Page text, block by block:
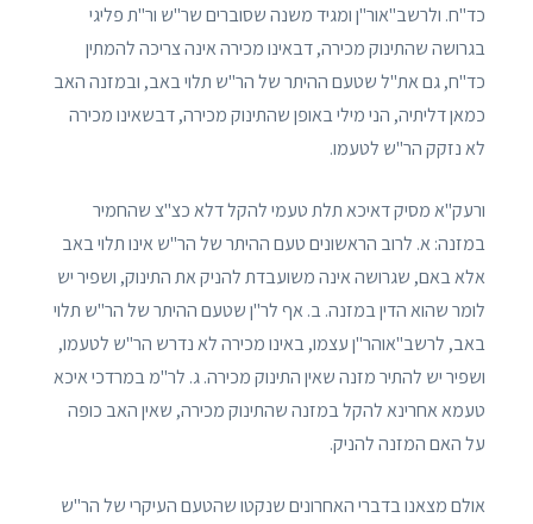
כד"ח. ולרשב"אור"ן ומגיד משנה שסוברים שר"ש ור"ת פליגי
בגרושה שהתינוק מכירה, דבאינו מכירה אינה צריכה להמתין
כד"ח, גם את"ל שטעם ההיתר של הר"ש תלוי באב, ובמזנה האב
כמאן דליתיה, הני מילי באופן שהתינוק מכירה, דבשאינו מכירה
לא נזקק הר"ש לטעמו.
ורעק"א מסיק דאיכא תלת טעמי להקל דלא כצ"צ שהחמיר
במזנה: א. לרוב הראשונים טעם ההיתר של הר"ש אינו תלוי באב
אלא באם, שגרושה אינה משועבדת להניק את התינוק, ושפיר יש
לומר שהוא הדין במזנה. ב. אף לר"ן שטעם ההיתר של הר"ש תלוי
באב, לרשב"אוהר"ן עצמו, באינו מכירה לא נדרש הר"ש לטעמו,
ושפיר יש להתיר מזנה שאין התינוק מכירה. ג. לר"מ במרדכי איכא
טעמא אחרינא להקל במזנה שהתינוק מכירה, שאין האב כופה
על האם המזנה להניק.
אולם מצאנו בדברי האחרונים שנקטו שהטעם העיקרי של הר"ש